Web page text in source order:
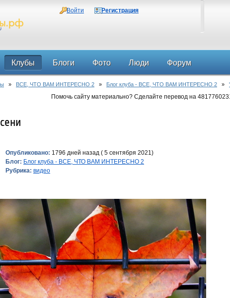
Войти Регистрация
Клубы Блоги Фото Люди Форум
» ВСЕ, ЧТО ВАМ ИНТЕРЕСНО 2 » Блог клуба - ВСЕ, ЧТО ВАМ ИНТЕРЕСНО 2 »
Помочь сайту материально? Сделайте перевод на
Опубликовано: 1796 дней назад ( 5 сентября 2021)
Блог: Блог клуба - ВСЕ, ЧТО ВАМ ИНТЕРЕСНО 2
Рубрика: видео